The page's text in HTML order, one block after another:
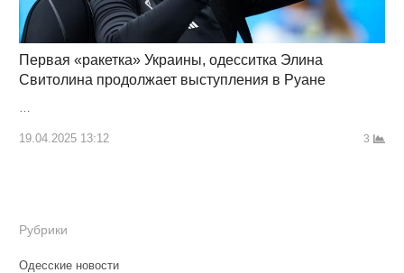
Первая «ракетка» Украины, одесситка Элина
Свитолина продолжает выступления в Руане
…
19.04.2025 13:12 3
Рубрики
Одесские новости